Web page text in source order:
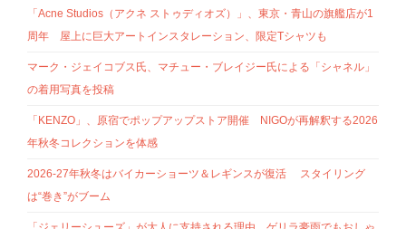
「Acne Studios（アクネ ストゥディオズ）」、東京・青山の旗艦店が1
周年 屋上に巨大アートインスタレーション、限定Tシャツも
マーク・ジェイコブス氏、マチュー・ブレイジー氏による「シャネル」
の着用写真を投稿
「KENZO」、原宿でポップアップストア開催 NIGOが再解釈する2026
年秋冬コレクションを体感
2026-27年秋冬はバイカーショーツ＆レギンスが復活 スタイリング
は“巻き”がブーム